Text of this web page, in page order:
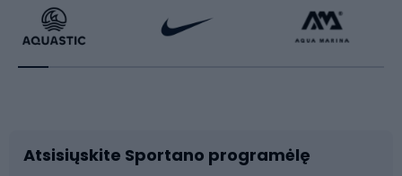
Dviratininkų apranga
Dviračių dalys
Rakečių sportas
Rogutės ir čiuožynės
Atsisiųskite Sportano programėlę